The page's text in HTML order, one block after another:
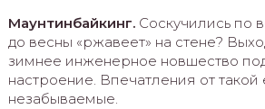
Маунтинбайкинг.Соскучились по
до весны «ржавеет» на стене?
зимнее инженерное новшество
настроение. Впечатления от такой
незабываемые.